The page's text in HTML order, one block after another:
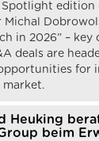
edition
Michal
in 2026” – key
deals are
for
market.
Heuking
beim